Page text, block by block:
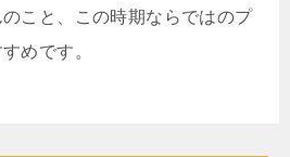
こと、この時期ならではのプ
めです。